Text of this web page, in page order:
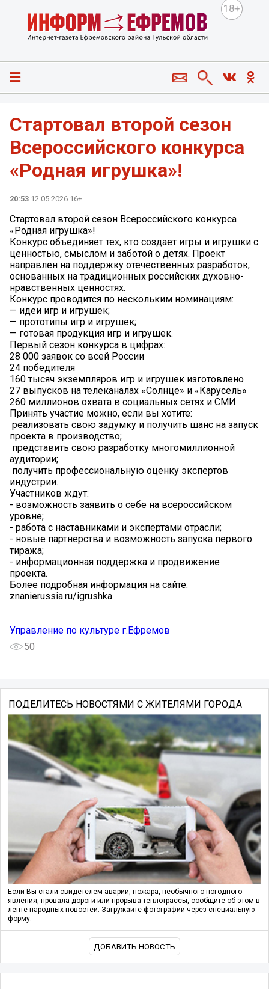
18+
Стартовал второй сезон
Всероссийского конкурса
«Родная игрушка»!
20:53 12.05.2026 16+
Стартовал второй сезон Всероссийского конкурса
«Родная игрушка»!
Конкурс объединяет тех, кто создает игры и игрушки с
ценностью, смыслом и заботой о детях. Проект
направлен на поддержку отечественных разработок,
основанных на традиционных российских духовно-
нравственных ценностях.
️Конкурс проводится по нескольким номинациям:
— идеи игр и игрушек;
— прототипы игр и игрушек;
— готовая продукция игр и игрушек.
Первый сезон конкурса в цифрах:
28 000 заявок со всей России
24 победителя
160 тысяч экземпляров игр и игрушек изготовлено
27 выпусков на телеканалах «Солнце» и «Карусель»
260 миллионов охвата в социальных сетях и СМИ
Принять участие можно, если вы хотите:
️ реализовать свою задумку и получить шанс на запуск
проекта в производство;
️ представить свою разработку многомиллионной
аудитории;
️ получить профессиональную оценку экспертов
индустрии.
Участников ждут:
- возможность заявить о себе на всероссийском
уровне;
- работа с наставниками и экспертами отрасли;
- новые партнерства и возможность запуска первого
тиража;
- информационная поддержка и продвижение
проекта.
Более подробная информация на сайте:
znanierussia.ru/igrushka
Управление по культуре г.Ефремов
50
ПОДЕЛИТЕСЬ НОВОСТЯМИ С ЖИТЕЛЯМИ ГОРОДА
Если Вы стали свидетелем аварии, пожара, необычного погодного
явления, провала дороги или прорыва теплотрассы, сообщите об этом в
ленте народных новостей. Загружайте фотографии через специальную
форму.
ДОБАВИТЬ НОВОСТЬ